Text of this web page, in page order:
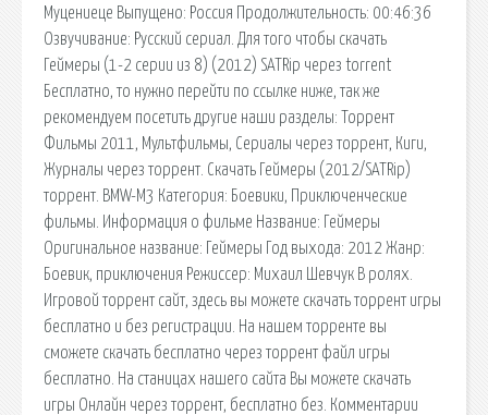
Муцениеце Выпущено: Россия Продолжительность: 00:46:36
Озвучивание: Русский сериал. Для того чтобы скачать
Геймеры (1-2 серии из 8) (2012) SATRip через torrent
Бесплатно, то нужно перейти по ссылке ниже, так же
рекомендуем посетить другие наши разделы: Торрент
Фильмы 2011, Мультфильмы, Сериалы через торрент, Киги,
Журналы через торрент. Скачать Геймеры (2012/SATRip)
торрент. BMW-M3 Категория: Боевики, Приключенческие
фильмы. Информация о фильме Название: Геймеры
Оригинальное название: Геймеры Год выхода: 2012 Жанр:
Боевик, приключения Режиссер: Михаил Шевчук В ролях.
Игровой торрент сайт, здесь вы можете скачать торрент игры
бесплатно и без регистрации. На нашем торренте вы
сможете скачать бесплатно через торрент файл игры
бесплатно. На станицах нашего сайта Вы можете скачать
игры Онлайн через торрент, бесплатно без. Комментарии